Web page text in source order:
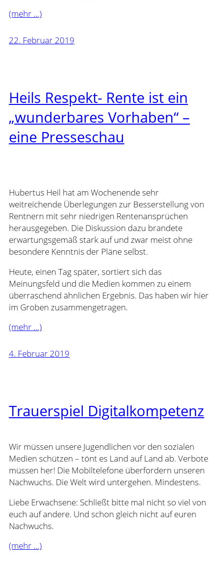
(mehr …)
22. Februar 2019
Heils Respekt- Rente ist ein
„wunderbares Vorhaben“ –
eine Presseschau
Hubertus Heil hat am Wochenende sehr
weitreichende Überlegungen zur Besserstellung von
Rentnern mit sehr niedrigen Rentenansprüchen
herausgegeben. Die Diskussion dazu brandete
erwartungsgemäß stark auf und zwar meist ohne
besondere Kenntnis der Pläne selbst.
Heute, einen Tag später, sortiert sich das
Meinungsfeld und die Medien kommen zu einem
überraschend ähnlichen Ergebnis. Das haben wir hier
im Groben zusammengetragen.
(mehr …)
4. Februar 2019
Trauerspiel Digitalkompetenz
Wir müssen unsere Jugendlichen vor den sozialen
Medien schützen – tönt es Land auf Land ab. Verbote
müssen her! Die Mobiltelefone überfordern unseren
Nachwuchs. Die Welt wird untergehen. Mindestens.
Liebe Erwachsene: Schließt bitte mal nicht so viel von
euch auf andere. Und schon gleich nicht auf euren
Nachwuchs.
(mehr …)